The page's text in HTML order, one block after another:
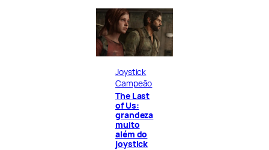
Joystick
Campeão
The Last
of Us:
grandeza
muito
além do
joystick